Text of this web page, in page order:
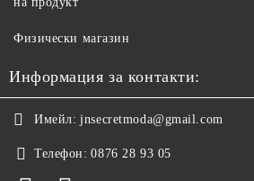
Физически магазин
Информация за контакти:
Имейл: jnsecretmoda@gmail.com
Телефон: 0876 28 93 05